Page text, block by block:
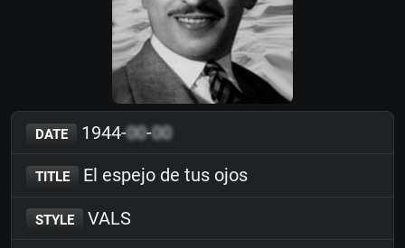
DATE 1944-00-00
TITLE El espejo de tus ojos
STYLE VALS